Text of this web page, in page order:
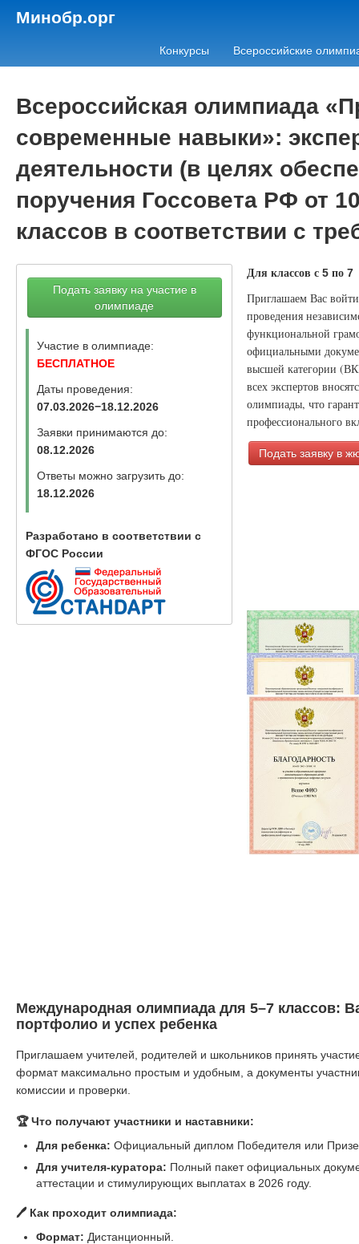
Минобр.орг
Конкурсы Всероссийские
Всероссийская олимпиада
современные навыки»:
деятельности (в целях
поручения Госсовета РФ от
классов в соответствии с
Подать заявку на участие в
олимпиаде
Участие в олимпиаде:
БЕСПЛАТНОЕ
Даты проведения:
07.03.2026−18.12.2026
Заявки принимаются до:
08.12.2026
Ответы можно загрузить до:
18.12.2026
Разработано в соответствии с
ФГОС России
Для классов с 5по 7
Приглашаем Вас
проведения
функциональной
официальными
высшей категории
всех экспертов
олимпиады, что
профессионального
Подать заявку в
Международная олимпиада для 5–7 классов:
портфолио и успех ребенка
Приглашаем учителей, родителей и школьников принять
формат максимально простым и удобным, а документы
комиссии и проверки.
🏆 Что получают участники и наставники:
Для ребенка: Официальный диплом Победителя или
Для учителя-куратора: Полный пакет официальных
аттестации и стимулирующих выплатах в 2026 году.
🖊️ Как проходит олимпиада:
Формат: Дистанционный.